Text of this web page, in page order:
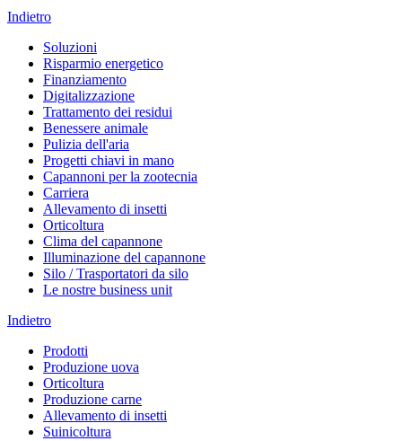
Indietro
Soluzioni
Risparmio energetico
Finanziamento
Digitalizzazione
Trattamento dei residui
Benessere animale
Pulizia dell'aria
Progetti chiavi in mano
Capannoni per la zootecnia
Carriera
Allevamento di insetti
Orticoltura
Clima del capannone
Illuminazione del capannone
Silo / Trasportatori da silo
Le nostre business unit
Indietro
Prodotti
Produzione uova
Orticoltura
Produzione carne
Allevamento di insetti
Suinicoltura